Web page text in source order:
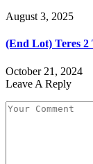
August 3, 2025
(End Lot) Teres
October 21, 2024
Leave A Reply